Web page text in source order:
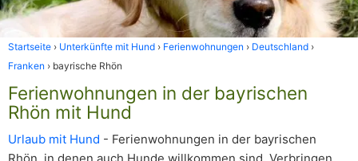
Startseite Unterkünfte mit Hund Ferienwohnungen
Deutschland
Franken
bayrische Rhön
Ferienwohnungen in der bayrischen
Rhön mit Hund
Urlaub mit Hund - Ferienwohnungen in der bayrischen